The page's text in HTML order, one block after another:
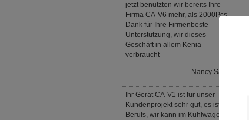
jetzt benutzten wir bereits Ihre
Firma CA-V6 mehr, als 2000Pcs,
Dank für Ihre Firmenbeste
Unterstützung, wir dieses
Geschäft in allem Kenia
verbraucht
—— Nancy Saruni
Ihr Gerät CA-V1 ist für unser
Kundenprojekt sehr gut, es ist so
Berufs, wir kann im Kühlwagen,